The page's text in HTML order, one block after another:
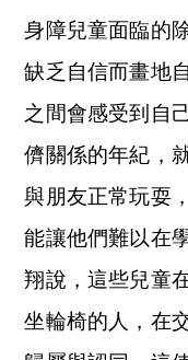
身障兒童面臨的
缺乏自信而畫地
之間會感受到自
儕關係的年紀，
與朋友正常玩耍
能讓他們難以在
翔說，這些兒童
坐輪椅的人，在